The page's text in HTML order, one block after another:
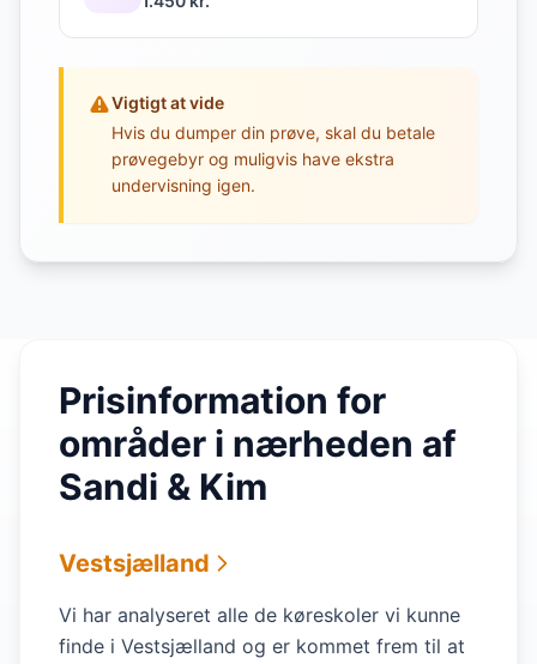
Vigtigt at vide
Hvis du dumper din prøve, skal du betale
prøvegebyr og muligvis have ekstra
undervisning igen.
Prisinformation for
områder i nærheden af
Sandi & Kim
Vestsjælland
Vi har analyseret alle de køreskoler vi kunne
finde i Vestsjælland og er kommet frem til at